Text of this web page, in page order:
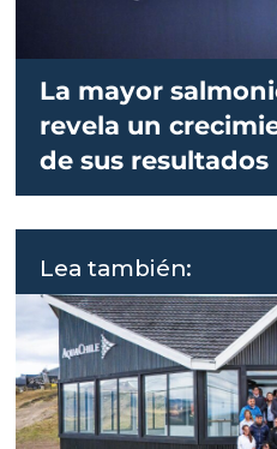
La mayor
revela un
de sus resultados
Lea también: